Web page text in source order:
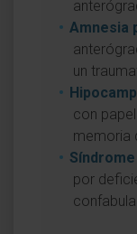
Amnesia
un
con
memoria
por